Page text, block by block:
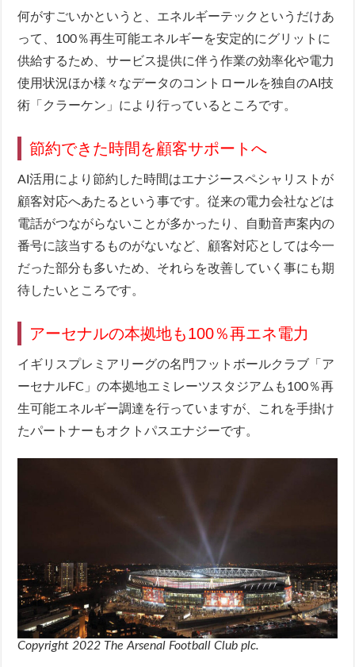
何がすごいかというと、エネルギーテックというだけあ
って、100％再生可能エネルギーを安定的にグリットに
供給するため、サービス提供に伴う作業の効率化や電力
使用状況ほか様々なデータのコントロールを独自のAI技
術「クラーケン」により行っているところです。
節約できた時間を顧客サポートへ
AI活用により節約した時間はエナジースペシャリストが
顧客対応へあたるという事です。従来の電力会社などは
電話がつながらないことが多かったり、自動音声案内の
番号に該当するものがないなど、顧客対応としては今一
だった部分も多いため、それらを改善していく事にも期
待したいところです。
アーセナルの本拠地も100％再エネ電力
イギリスプレミアリーグの名門フットボールクラブ「ア
ーセナルFC」の本拠地エミレーツスタジアムも100％再
生可能エネルギー調達を行っていますが、これを手掛け
たパートナーもオクトパスエナジーです。
Copyright 2022 The Arsenal Football Club plc.